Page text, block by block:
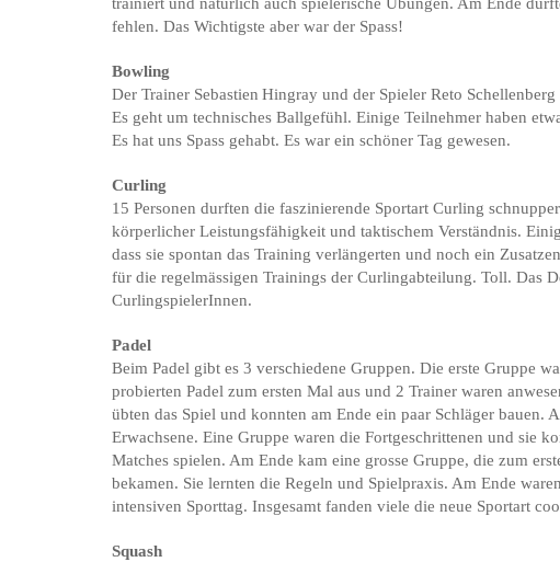
fehlen. Das Wichtigste aber war der Spass!
Bowling
Der Trainer Sebastien Hingray und der Spieler Reto
Es geht um technisches Ballgefühl. Einige Teilnehmer haben
Es hat uns Spass gehabt. Es war ein schöner Tag gewesen.
Curling
15 Personen durften die faszinierende Sportart Curling
körperlicher Leistungsfähigkeit und taktischem Verständnis.
dass sie spontan das Training verlängerten und noch ein
für die regelmässigen Trainings der Curlingabteilung. Toll. Das
CurlingspielerInnen.
Padel
Beim Padel gibt es 3 verschiedene Gruppen. Die erste Gruppe
probierten Padel zum ersten Mal aus und 2 Trainer waren
übten das Spiel und konnten am Ende ein paar Schläger bauen.
Erwachsene. Eine Gruppe waren die Fortgeschrittenen und sie
Matches spielen. Am Ende kam eine grosse Gruppe, die zum
bekamen. Sie lernten die Regeln und Spielpraxis. Am Ende
intensiven Sporttag. Insgesamt fanden viele die neue Sportart
Squash